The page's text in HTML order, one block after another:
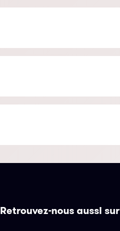
Retrouvez-nous aussi sur